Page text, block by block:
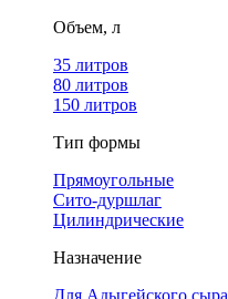
Объем, л
35 литров
80 литров
150 литров
Тип формы
Прямоугольные
Сито-дуршлаг
Цилиндрические
Назначение
Для Адыгейского сыра